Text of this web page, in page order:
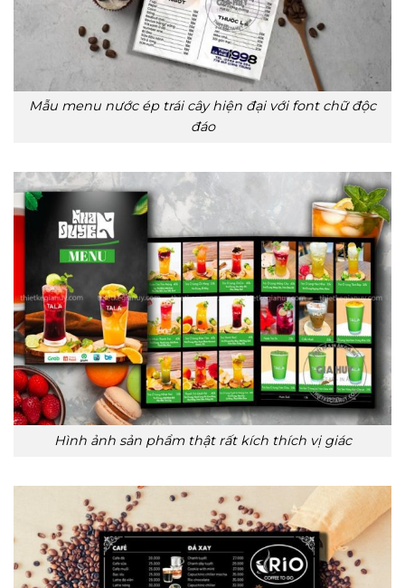
Mẫu menu nước ép trái cây hiện đại với font chữ độc
đáo
Hình ảnh sản phẩm thật rất kích thích vị giác